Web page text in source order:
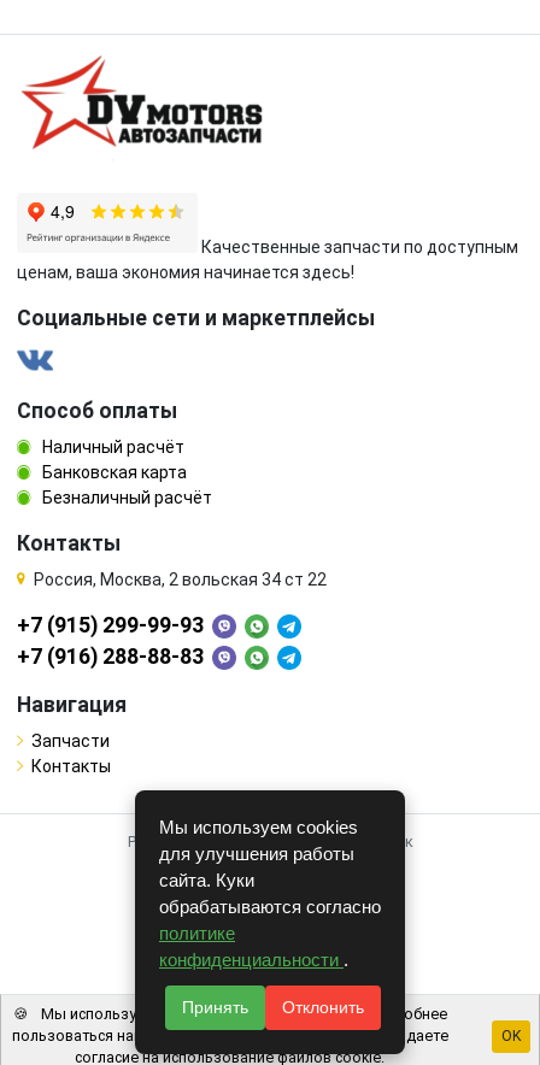
Качественные запчасти по доступным
ценам, ваша экономия начинается здесь!
Социальные сети и маркетплейсы
Способ оплаты
Наличный расчёт
Банковская карта
Безналичный расчёт
Контакты
Россия, Москва, 2 вольская 34 ст 22
+7 (915) 299-99-93
+7 (916) 288-88-83
Навигация
Запчасти
Контакты
Работает на системе для авторазборок
CARRO.БИЗНЕС
Полная версия
© COPYRIGHT 2026 г.
v1.1.24
Мы используем cookies
для улучшения работы
сайта. Куки
обрабатываются согласно
политике
конфиденциальности .
Принять Отклонить
🍪
Мы используем файлы cookie, чтобы вам было удобнее
пользоваться нашим сайтом. Используя наш сайт, вы даете
согласие на использование файлов cookie.
OK